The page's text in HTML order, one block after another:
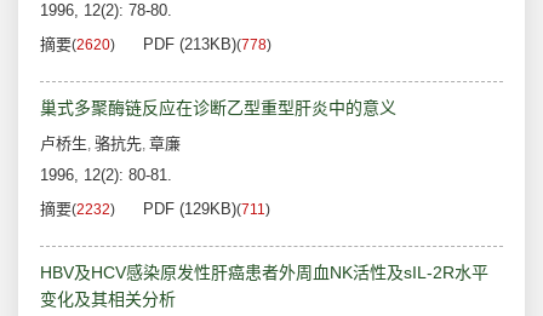
1996, 12(2): 78-80.
摘要(2620) PDF (213KB)(778)
巢式多聚酶链反应在诊断乙型重型肝炎中的意义
卢桥生, 骆抗先, 章廉
1996, 12(2): 80-81.
摘要(2232) PDF (129KB)(711)
HBV及HCV感染原发性肝癌患者外周血NK活性及sIL-2R水平
变化及其相关分析